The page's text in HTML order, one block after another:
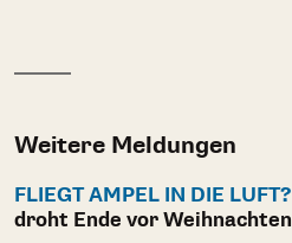
Weitere Meldungen
FLIEGT AMPEL IN DIE LUFT?
droht Ende vor Weihnachten